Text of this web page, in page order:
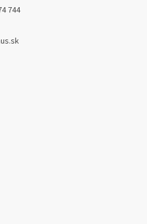
744